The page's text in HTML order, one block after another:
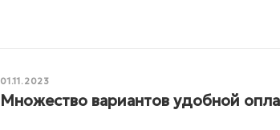
01.11.2023
Множество вариантов удобной